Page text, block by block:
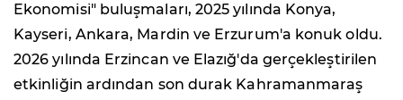
Ekonomisi" buluşmaları, 2025 yılında Konya,
Kayseri, Ankara, Mardin ve Erzurum'a konuk oldu.
2026 yılında Erzincan ve Elazığ'da gerçekleştirilen
etkinliğin ardından son durak Kahramanmaraş